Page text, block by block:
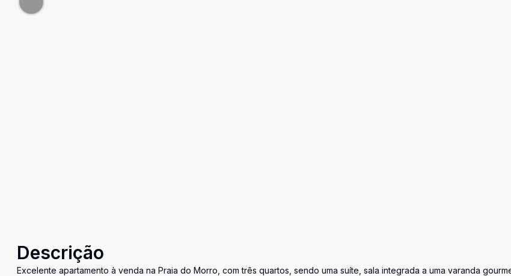
Descrição
Excelente apartamento à venda na Praia do Morro, com três quartos, sendo uma suíte, sala integrada a uma varanda